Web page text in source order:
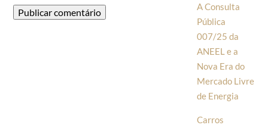
A Consulta
Pública
007/25 da
ANEEL e a
Nova Era do
Mercado Livre
de Energia
Carros